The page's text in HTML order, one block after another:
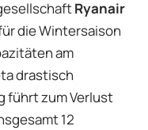
Ryanair
die Wintersaison
am
drastisch
führt zum Verlust
12